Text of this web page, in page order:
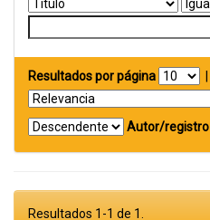
Resultados por página
Autor/registro
Resultados 1-1 de 1.